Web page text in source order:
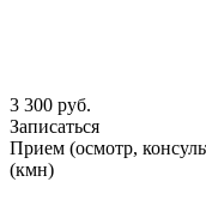
3 300 руб.
Записаться
Прием (осмотр,
(кмн)